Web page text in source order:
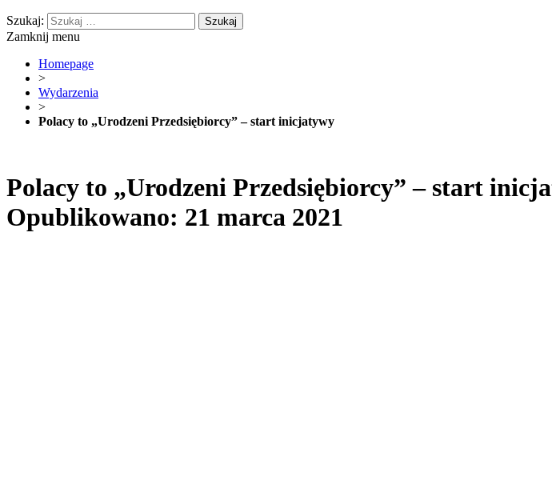
Szukaj:
Zamknij menu
Homepage
>
Wydarzenia
>
Polacy to „Urodzeni Przedsiębiorcy” – start inicjatywy
Polacy to „Urodzeni Przedsiębiorcy” – start
Opublikowano: 21 marca 2021